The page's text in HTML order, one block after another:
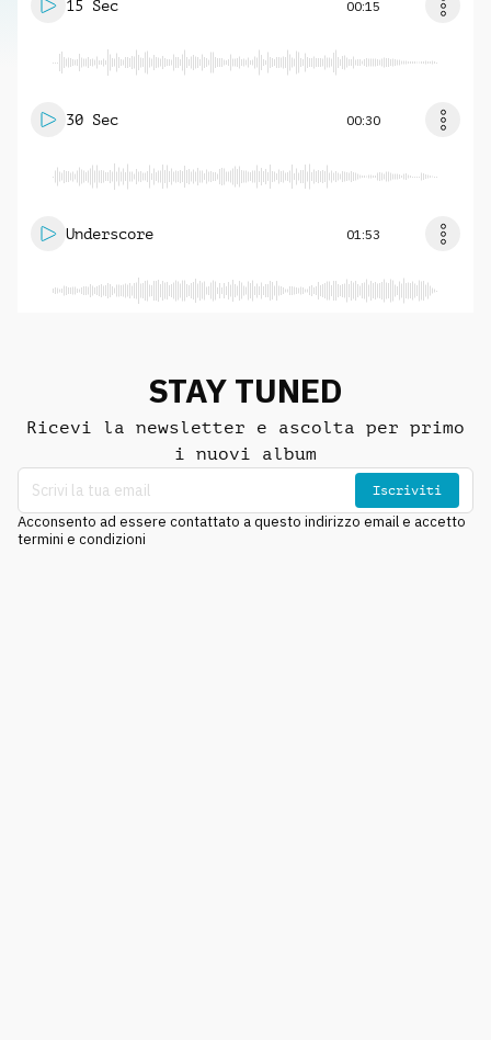
15 Sec 00:15
30 Sec 00:30
Underscore 01:53
STAY TUNED
Ricevi la newsletter e ascolta per primo
i nuovi album
Iscriviti
Acconsento ad essere contattato a questo indirizzo email e accetto
termini e condizioni